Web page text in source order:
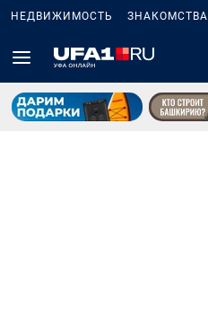
НЕДВИЖИМОСТЬ ЗНАКОМСТВА